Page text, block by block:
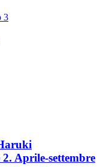
3
Aprile-settembre